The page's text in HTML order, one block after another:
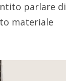
parlare di
materiale